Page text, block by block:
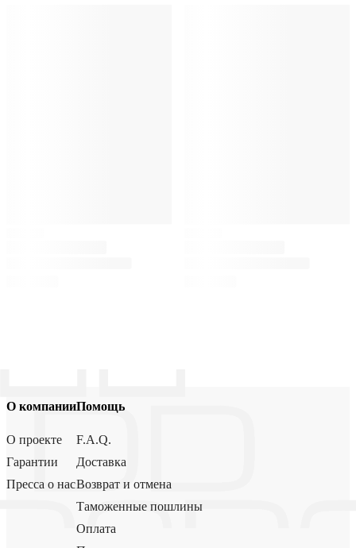
О компании
О проекте
Гарантии
Пресса о нас
Помощь
F.A.Q.
Доставка
Возврат и отмена
Таможенные пошлины
Оплата